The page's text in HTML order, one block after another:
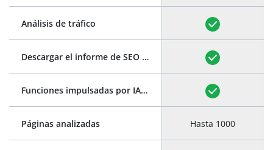
Análisis de tráfico
Descargar el informe de SEO en PDF (ver ejemplo)
Funciones impulsadas por IA: generación automática de títulos y meta descripciones
Páginas analizadas Hasta 1000